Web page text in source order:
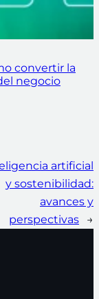
convertir la
negocio
artificial
y sostenibilidad:
avances y
perspectivas
→